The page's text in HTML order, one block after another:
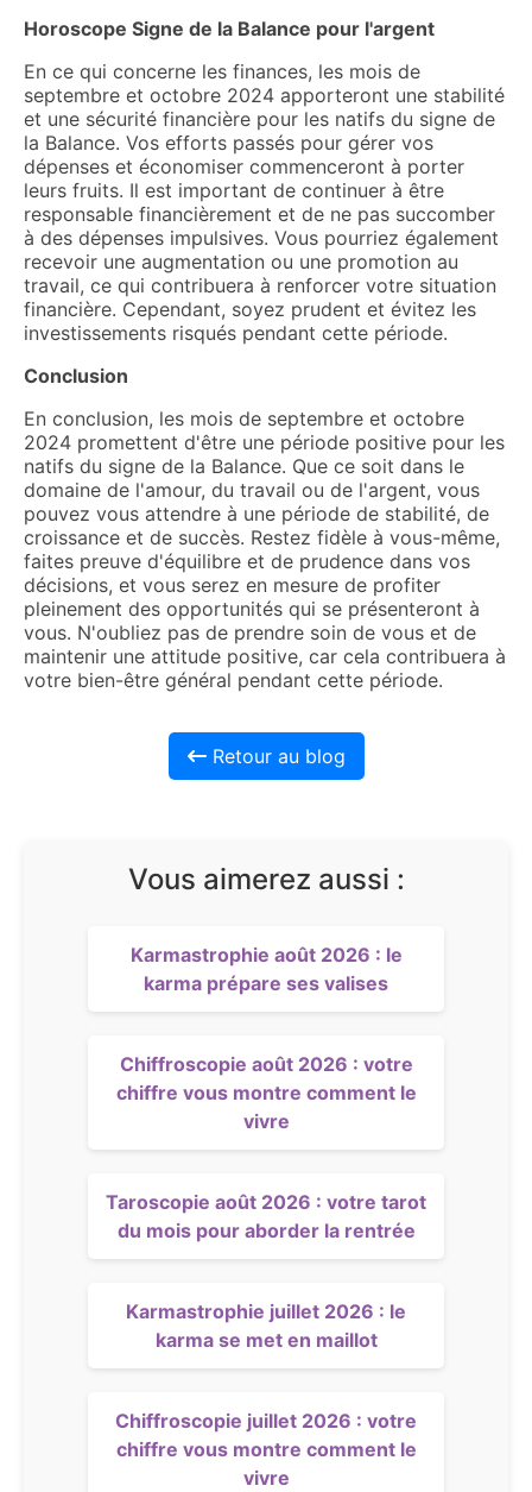
Horoscope Signe de la Balance pour l'argent
En ce qui concerne les finances, les mois de
septembre et octobre 2024 apporteront une stabilité
et une sécurité financière pour les natifs du signe de
la Balance. Vos efforts passés pour gérer vos
dépenses et économiser commenceront à porter
leurs fruits. Il est important de continuer à être
responsable financièrement et de ne pas succomber
à des dépenses impulsives. Vous pourriez également
recevoir une augmentation ou une promotion au
travail, ce qui contribuera à renforcer votre situation
financière. Cependant, soyez prudent et évitez les
investissements risqués pendant cette période.
Conclusion
En conclusion, les mois de septembre et octobre
2024 promettent d'être une période positive pour les
natifs du signe de la Balance. Que ce soit dans le
domaine de l'amour, du travail ou de l'argent, vous
pouvez vous attendre à une période de stabilité, de
croissance et de succès. Restez fidèle à vous-même,
faites preuve d'équilibre et de prudence dans vos
décisions, et vous serez en mesure de profiter
pleinement des opportunités qui se présenteront à
vous. N'oubliez pas de prendre soin de vous et de
maintenir une attitude positive, car cela contribuera à
votre bien-être général pendant cette période.
Retour au blog
Vous aimerez aussi :
Karmastrophie août 2026 : le
karma prépare ses valises
Chiffroscopie août 2026 : votre
chiffre vous montre comment le
vivre
Taroscopie août 2026 : votre tarot
du mois pour aborder la rentrée
Karmastrophie juillet 2026 : le
karma se met en maillot
Chiffroscopie juillet 2026 : votre
chiffre vous montre comment le
vivre